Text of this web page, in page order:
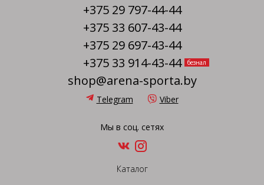
+375 29 797-44-44
+375 33 607-43-44
+375 29 697-43-44
+375 33 914-43-44
безнал
shop@arena-sporta.by
Telegram Viber
Мы в соц. сетях
Каталог